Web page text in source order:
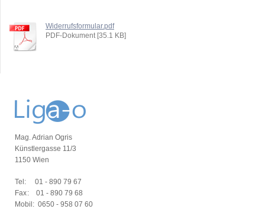
Widerrufsformular.pdf
PDF-Dokument [35.1 KB]
Mag. Adrian Ogris
Künstlergasse 11/3
1150 Wien
Tel:
01 - 890 79 67
Fax:
01 - 890 79 68
Mobil: 0650 - 958 07 60